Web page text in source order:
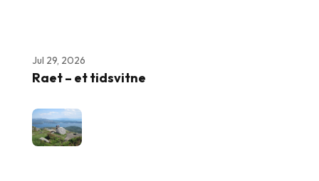
Jul 29, 2026
Raet – et tidsvitne